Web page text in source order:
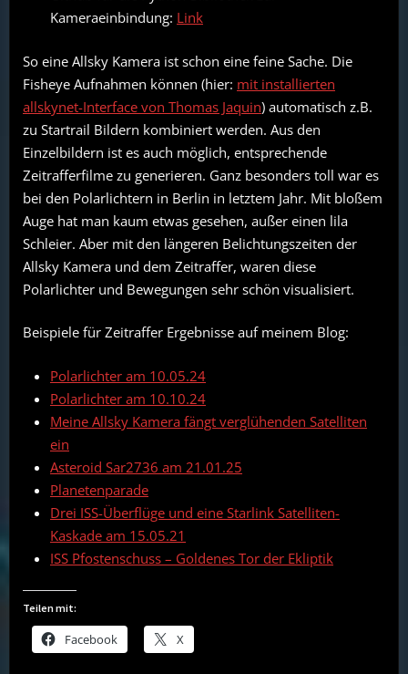
Kameraeinbindung: Link
So eine Allsky Kamera ist schon eine feine Sache. Die
Fisheye Aufnahmen können (hier: mit installierten
allskynet-Interface von Thomas Jaquin) automatisch z.B.
zu Startrail Bildern kombiniert werden. Aus den
Einzelbildern ist es auch möglich, entsprechende
Zeitrafferfilme zu generieren. Ganz besonders toll war es
bei den Polarlichtern in Berlin in letztem Jahr. Mit bloßem
Auge hat man kaum etwas gesehen, außer einen lila
Schleier. Aber mit den längeren Belichtungszeiten der
Allsky Kamera und dem Zeitraffer, waren diese
Polarlichter und Bewegungen sehr schön visualisiert.
Beispiele für Zeitraffer Ergebnisse auf meinem Blog:
Polarlichter am 10.05.24
Polarlichter am 10.10.24
Meine Allsky Kamera fängt verglühenden Satelliten
ein
Asteroid Sar2736 am 21.01.25
Planetenparade
Drei ISS-Überflüge und eine Starlink Satelliten-
Kaskade am 15.05.21
ISS Pfostenschuss – Goldenes Tor der Ekliptik
Teilen mit:
Facebook X